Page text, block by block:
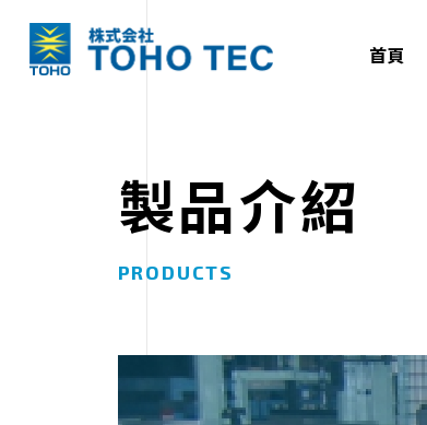
首頁
製品介紹
PRODUCTS